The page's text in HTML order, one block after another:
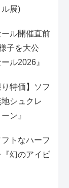
展)
ール開催直前
子を大公
ル2026』
特価】ソフ
シュクレ
ン』
フトなハーフ
幻のアイビ